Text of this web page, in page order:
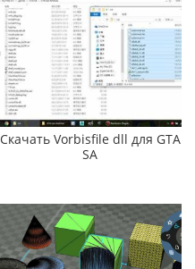
Скачать Vorbisfile dll для GTA
SA